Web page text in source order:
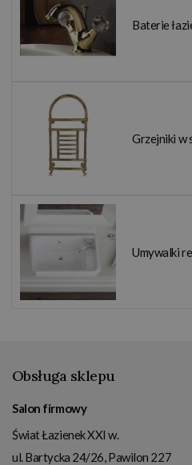
Baterie
Grzejniki w
Umywalki
Obsługa sklepu
Salon firmowy
Świat Łazienek XXI w.
ul. Bartycka 24/26, Pawilon 227